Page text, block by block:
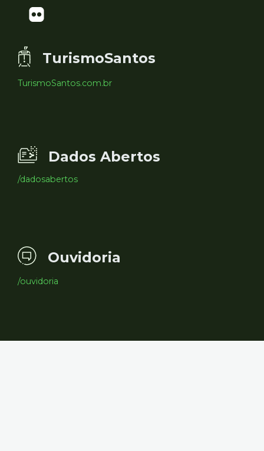
TurismoSantos
TurismoSantos.com.br
Dados Abertos
/dadosabertos
Ouvidoria
/ouvidoria